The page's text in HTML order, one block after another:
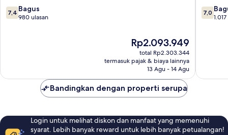
Clemente
Beach
7.4
dari
7,4 Bagus
980 ulasan
Harga
sekarang
Rp2.093.949
Rp2.093.949
total Rp2.303.344
termasuk pajak & biaya lainnya
13 Agu - 14 Agu
San
7.0
dari
7,0
Bandingkan dengan properti serupa
Login untuk melihat diskon dan manfaat yang memenuhi
syarat. Lebih banyak reward untuk lebih banyak petualangan!